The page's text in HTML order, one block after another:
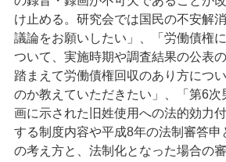
け止める。研究会では国民の不安解
議論をお願いしたい」、「労働債権
ついて、実施時期や調査結果の公表
踏まえて労働債権回収のあり方につ
のか教えていただきたい」、「第6次
画に示された旧姓使用への法的効力
する制度内容や平成8年の法制審答申
の考え方と、法制化となった場合の